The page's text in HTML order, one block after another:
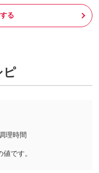
る
ピ
理時間
です。